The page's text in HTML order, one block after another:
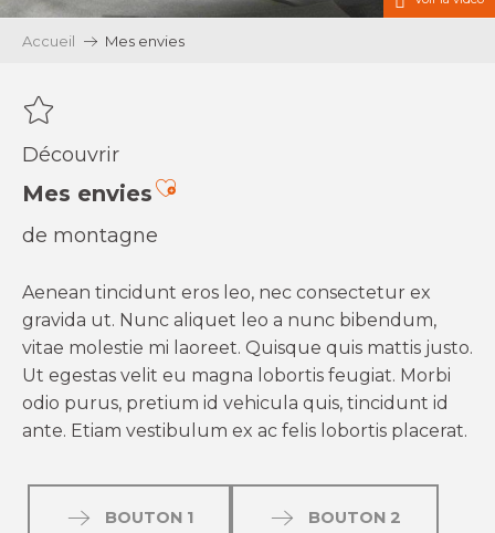
Accueil Mes envies
Découvrir
Mes enviesAjouter aux favoris
de montagne
Aenean tincidunt eros leo, nec consectetur ex
gravida ut. Nunc aliquet leo a nunc bibendum,
vitae molestie mi laoreet. Quisque quis mattis justo.
Ut egestas velit eu magna lobortis feugiat. Morbi
odio purus, pretium id vehicula quis, tincidunt id
ante. Etiam vestibulum ex ac felis lobortis placerat.
BOUTON 1 BOUTON 2